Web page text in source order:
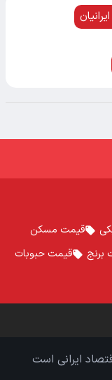
قیمت مسکن
برنج
قیمت حبوبات
ایرانی است